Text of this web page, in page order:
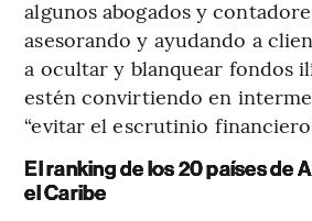
algunos abogados y
asesorando y ayudando a
a ocultar y blanquear fondos
estén convirtiendo en
“evitar el escrutinio
El ranking de los 20 países de
el Caribe